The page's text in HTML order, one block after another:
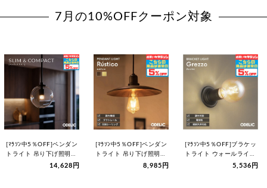
7月の10%OFFクーポン対象
[ﾏﾗｿﾝ中5％OFF]ペンダン
トライト 吊り下げ照明
おしゃれ 北欧 ガラ…14,628円
[ﾏﾗｿﾝ中5％OFF]ペンダン
トライト 吊り下げ照明
おしゃれ アンティー…
8,985円
[ﾏﾗｿﾝ中5％OFF]ブラケッ
トライト ウォールライト
ウォールランプ シ…5,536円